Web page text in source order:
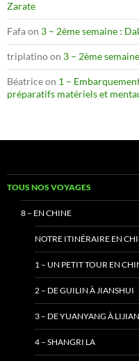
Zarate
Fafaon 3 – 2ème semaine :
triplatinoon 3 – 2ème
Béatriceon 1 –
préparatifs matériels et
TOUS NOS VOYAGES
8 – EN CHINE
NOTRE ITINÉRAIRE EN
1 – UN PETIT TOUR EN
2 – DE GUILIN À JIANSHUI
3 – DE YUANYANG À
4 – SHANGRI LA